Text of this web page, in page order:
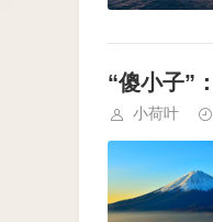
“傻小子”
小荷叶